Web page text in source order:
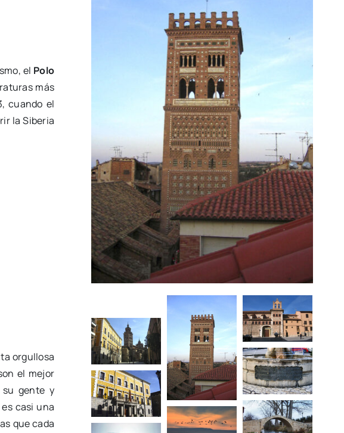
el Polo
más
cuando el
la Siberia
orgullosa
el mejor
su gente y
casi una
que cada